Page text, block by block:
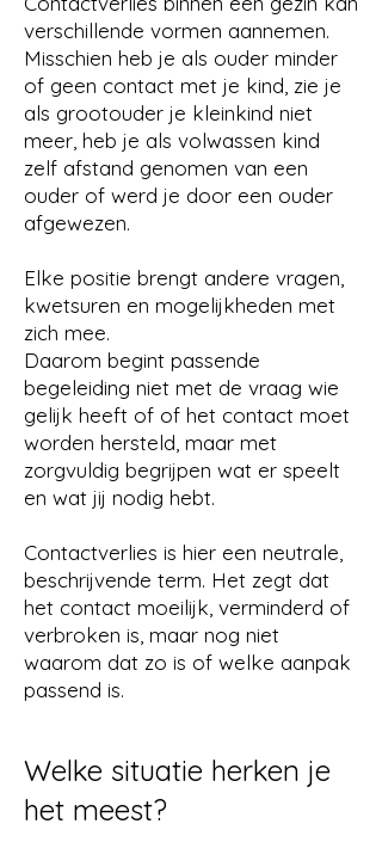
verschillende vormen aannemen.
Misschien heb je als ouder minder
of geen contact met je kind, zie je
als grootouder je kleinkind niet
meer, heb je als volwassen kind
zelf afstand genomen van een
ouder of werd je door een ouder
afgewezen.
Elke positie brengt andere vragen,
kwetsuren en mogelijkheden met
zich mee.
Daarom begint passende
begeleiding niet met de vraag wie
gelijk heeft of of het contact moet
worden hersteld, maar met
zorgvuldig begrijpen wat er speelt
en wat jij nodig hebt.
Contactverlies is hier een neutrale,
beschrijvende term. Het zegt dat
het contact moeilijk, verminderd of
verbroken is, maar nog niet
waarom dat zo is of welke aanpak
passend is.
Welke situatie herken je
het meest?